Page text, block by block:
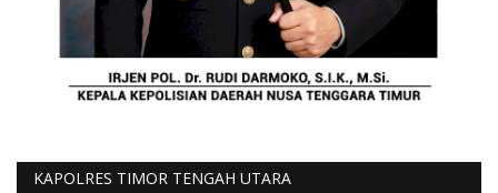
KAPOLRES TIMOR TENGAH UTARA